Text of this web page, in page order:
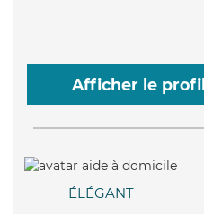
Afficher le profil
ÉLÉGANT